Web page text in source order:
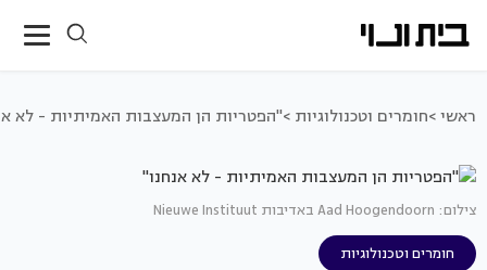
ראשי >חומרים וטכנולוגיות >"הפטריות הן המעצבות האמיתיות - לא
צילום: Aad Hoogendoorn באדיבות Nieuwe Instituut
חומרים וטכנולוגיות